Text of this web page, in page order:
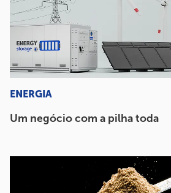
ENERGIA
Um negócio com a pilha toda